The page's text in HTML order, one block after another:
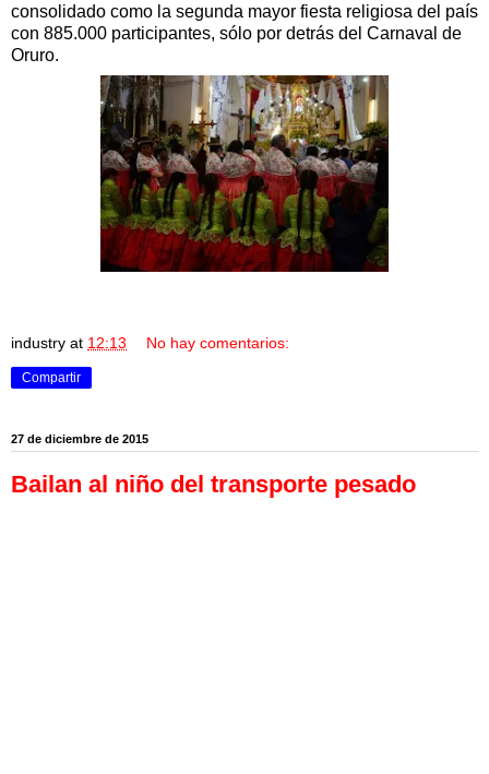
consolidado como la segunda mayor fiesta religiosa del país
con 885.000 participantes, sólo por detrás del Carnaval de
Oruro.
industry at 12:13 No hay comentarios:
Compartir
27 de diciembre de 2015
Bailan al niño del transporte pesado